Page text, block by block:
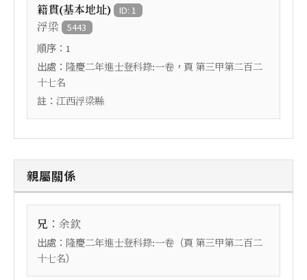
籍貫(基本地址) ID: 1
浮梁 5443
順序： 1
出處： 隆慶二年進士登科錄:一卷 ，頁 第三甲第二百二
十七名
註： 江西浮梁縣
親屬關係
兄 ： 余欽
出處： 隆慶二年進士登科錄:一卷 （頁 第三甲第二百二
十七名）